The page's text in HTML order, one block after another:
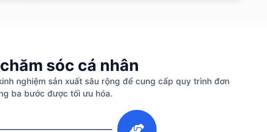
sóc cá nhân
nghiệm sản xuất sâu rộng để cung cấp quy trình đơn
ba bước được tối ưu hóa.